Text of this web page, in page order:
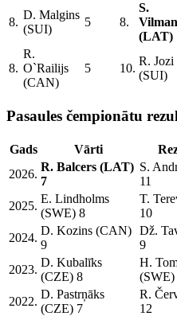
8.
D. Malgins
(SUI)
5 8.
S.
(LAT)
8.
R.
O`Railijs
(CAN)
5 10.
R. Jozi
(SUI)
Pasaules čempionātu
Gads Vārti
2026.
R. Balcers (LAT)
7
S.
11
2025.
E. Lindholms
(SWE) 8
T.
10
2024.
D. Kozins (CAN)
9
Dž.
9
2023.
D. Kubalīks
(CZE) 8
H.
(SWE)
2022.
D. Pastrņāks
(CZE) 7
R.
12